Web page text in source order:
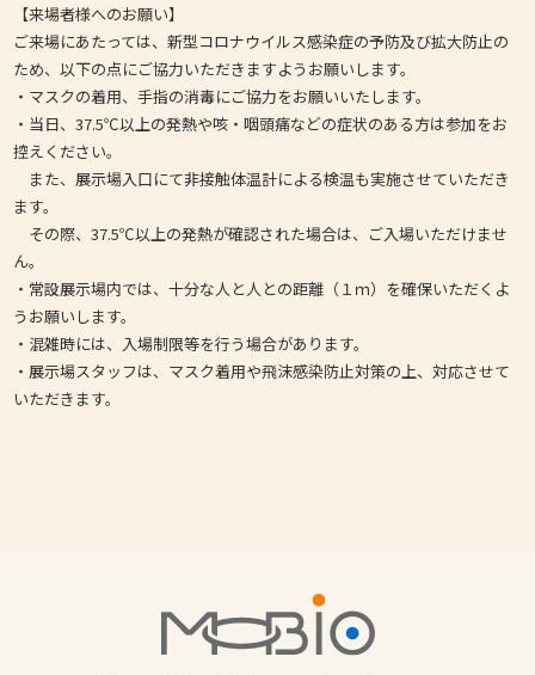
【来場者様へのお願い】
ご来場にあたっては、新型コロナウイルス感染症の予防及び拡大防止の
ため、以下の点にご協力いただきますようお願いします。
・マスクの着用、手指の消毒にご協力をお願いいたします。
・当日、37.5℃以上の発熱や咳・咽頭痛などの症状のある方は参加をお
控えください。
また、展示場入口にて非接触体温計による検温も実施させていただき
ます。
その際、37.5℃以上の発熱が確認された場合は、ご入場いただけませ
ん。
・常設展示場内では、十分な人と人との距離（１ｍ）を確保いただくよ
うお願いします。
・混雑時には、入場制限等を行う場合があります。
・展示場スタッフは、マスク着用や飛沫感染防止対策の上、対応させて
いただきます。